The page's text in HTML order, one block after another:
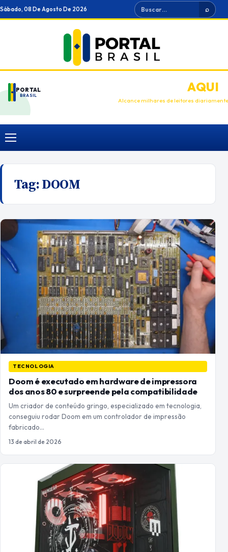
Ir
para
Sábado, 08 De Agosto De 2026 Buscar ⌕
PORTAL
BRASIL
ANUNCIEAQUI
Alcance milhares de leitores diariamente
Menu
Tag:DOOM
TECNOLOGIA
Doom é executado em hardware de impressora
dos anos 80 e surpreende pela compatibilidade
Um criador de conteúdo gringo, especializado em tecnologia,
conseguiu rodar Doom em um controlador de impressão
fabricado…
13 de abril de 2026